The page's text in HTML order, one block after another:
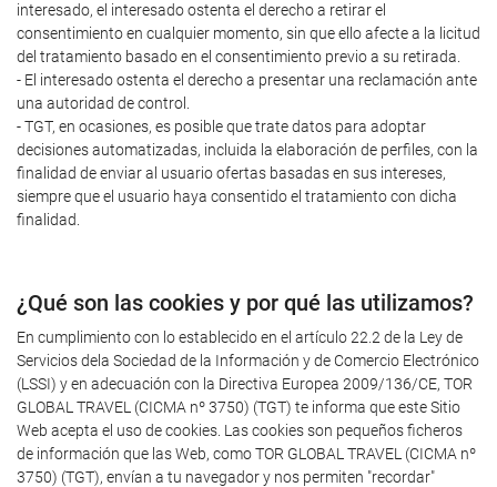
interesado, el interesado ostenta el derecho a retirar el
consentimiento en cualquier momento, sin que ello afecte a la licitud
del tratamiento basado en el consentimiento previo a su retirada.
- El interesado ostenta el derecho a presentar una reclamación ante
una autoridad de control.
- TGT, en ocasiones, es posible que trate datos para adoptar
decisiones automatizadas, incluida la elaboración de perfiles, con la
finalidad de enviar al usuario ofertas basadas en sus intereses,
siempre que el usuario haya consentido el tratamiento con dicha
finalidad.
¿Qué son las cookies y por qué las utilizamos?
En cumplimiento con lo establecido en el artículo 22.2 de la Ley de
Servicios dela Sociedad de la Información y de Comercio Electrónico
(LSSI) y en adecuación con la Directiva Europea 2009/136/CE, TOR
GLOBAL TRAVEL (CICMA nº 3750) (TGT) te informa que este Sitio
Web acepta el uso de cookies. Las cookies son pequeños ficheros
de información que las Web, como TOR GLOBAL TRAVEL (CICMA nº
3750) (TGT), envían a tu navegador y nos permiten "recordar"